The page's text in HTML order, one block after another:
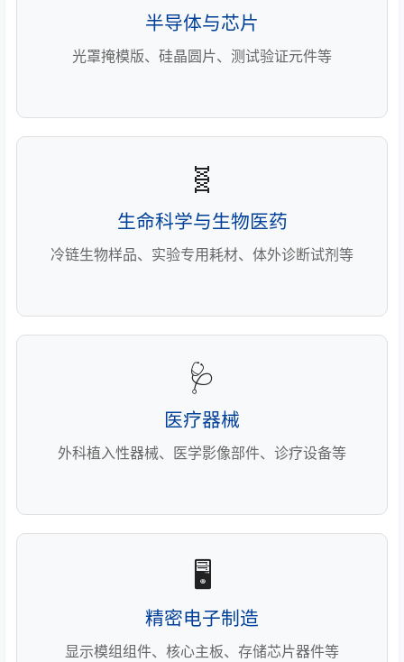
半导体与芯片
光罩掩模版、硅晶圆片、测试验证元件等
🧬
生命科学与生物医药
冷链生物样品、实验专用耗材、体外诊断试剂等
🩺
医疗器械
外科植入性器械、医学影像部件、诊疗设备等
🖥️
精密电子制造
显示模组组件、核心主板、存储芯片器件等